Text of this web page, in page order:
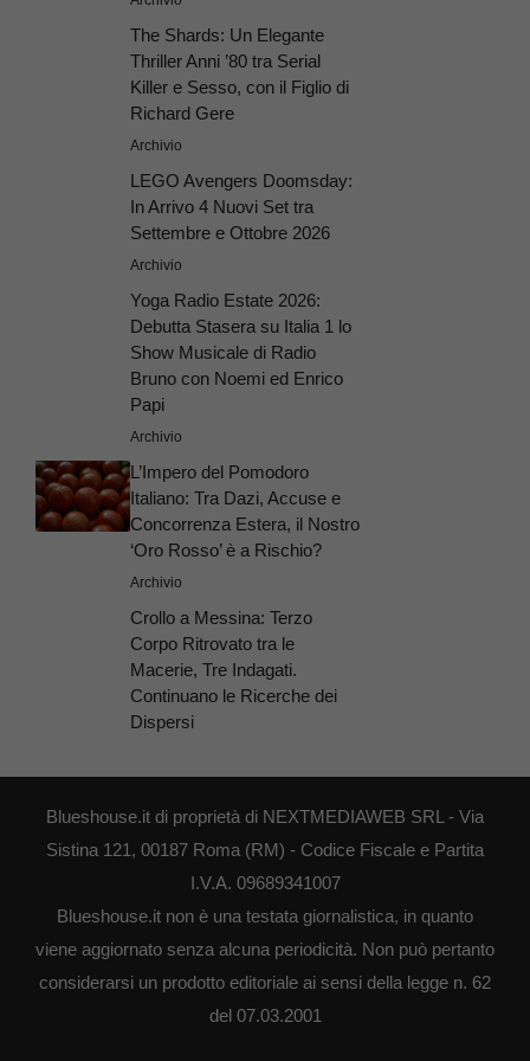
The Shards: Un Elegante
Thriller Anni ’80 tra Serial
Killer e Sesso, con il Figlio di
Richard Gere
Archivio
LEGO Avengers Doomsday:
In Arrivo 4 Nuovi Set tra
Settembre e Ottobre 2026
Archivio
Yoga Radio Estate 2026:
Debutta Stasera su Italia 1 lo
Show Musicale di Radio
Bruno con Noemi ed Enrico
Papi
Archivio
L’Impero del Pomodoro
Italiano: Tra Dazi, Accuse e
Concorrenza Estera, il Nostro
‘Oro Rosso’ è a Rischio?
Archivio
Crollo a Messina: Terzo
Corpo Ritrovato tra le
Macerie, Tre Indagati.
Continuano le Ricerche dei
Dispersi
Blueshouse.it di proprietà di NEXTMEDIAWEB SRL - Via
Sistina 121, 00187 Roma (RM) - Codice Fiscale e Partita
I.V.A. 09689341007
Blueshouse.it non è una testata giornalistica, in quanto
viene aggiornato senza alcuna periodicità. Non può pertanto
considerarsi un prodotto editoriale ai sensi della legge n. 62
del 07.03.2001